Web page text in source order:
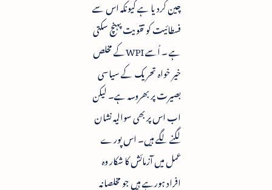
چین کردیا ہے کیونکہ اس سے
فسطائیت کو تقویت پہنچ سکتی
ہے ۔ اُسے WPIکے مخلص
خیر خواہ تحریک کے سیاسی
بصیرت پر بھروسہ ہے۔ لیکن
اب اس پر بھی سوالیہ نشان
لگنے لگے ہیں۔ اس پورے
عمل میں آزمائش کا شکار وہ
افراد ہورہے ہیں جو مخلصانہ